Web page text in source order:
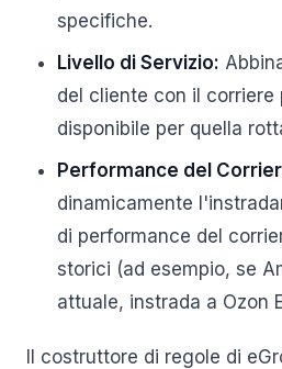
specifiche.
Livello di Servizio:
del cliente con il corriere
disponibile per quella
Performance del
dinamicamente
di performance del
storici (ad esempio, se
attuale, instrada a Ozon
Il costruttore di regole di